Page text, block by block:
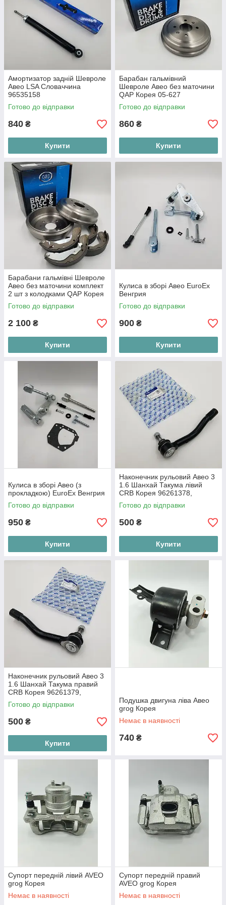
Амортизатор задній Шевроле
Авео LSA Словаччина
96535158
Готово до відправки
840 ₴
Купити
Барабан гальмівний
Шевроле Авео без маточини
QAP Корея 05-627
Готово до відправки
860 ₴
Купити
Барабани гальмівні Шевроле
Авео без маточини комплект
2 шт з колодками QAP Корея
05-627
Готово до відправки
2 100 ₴
Купити
Кулиса в зборі Авео EuroEx
Венгрия
Готово до відправки
900 ₴
Купити
Кулиса в зборі Авео (з
прокладкою) EuroEx Венгрия
Готово до відправки
950 ₴
Купити
Наконечник рульовий Авео 3
1.6 Шанхай Такума лівий
CRB Корея 96261378,
13125121
Готово до відправки
500 ₴
Купити
Наконечник рульовий Авео 3
1.6 Шанхай Такума правий
CRB Корея 96261379,
13125122
Готово до відправки
500 ₴
Купити
Подушка двигуна ліва Авео
grog Корея
Немає в наявності
740 ₴
Супорт передній лівий AVEO
grog Корея
Немає в наявності
Супорт передній правий
AVEO grog Корея
Немає в наявності